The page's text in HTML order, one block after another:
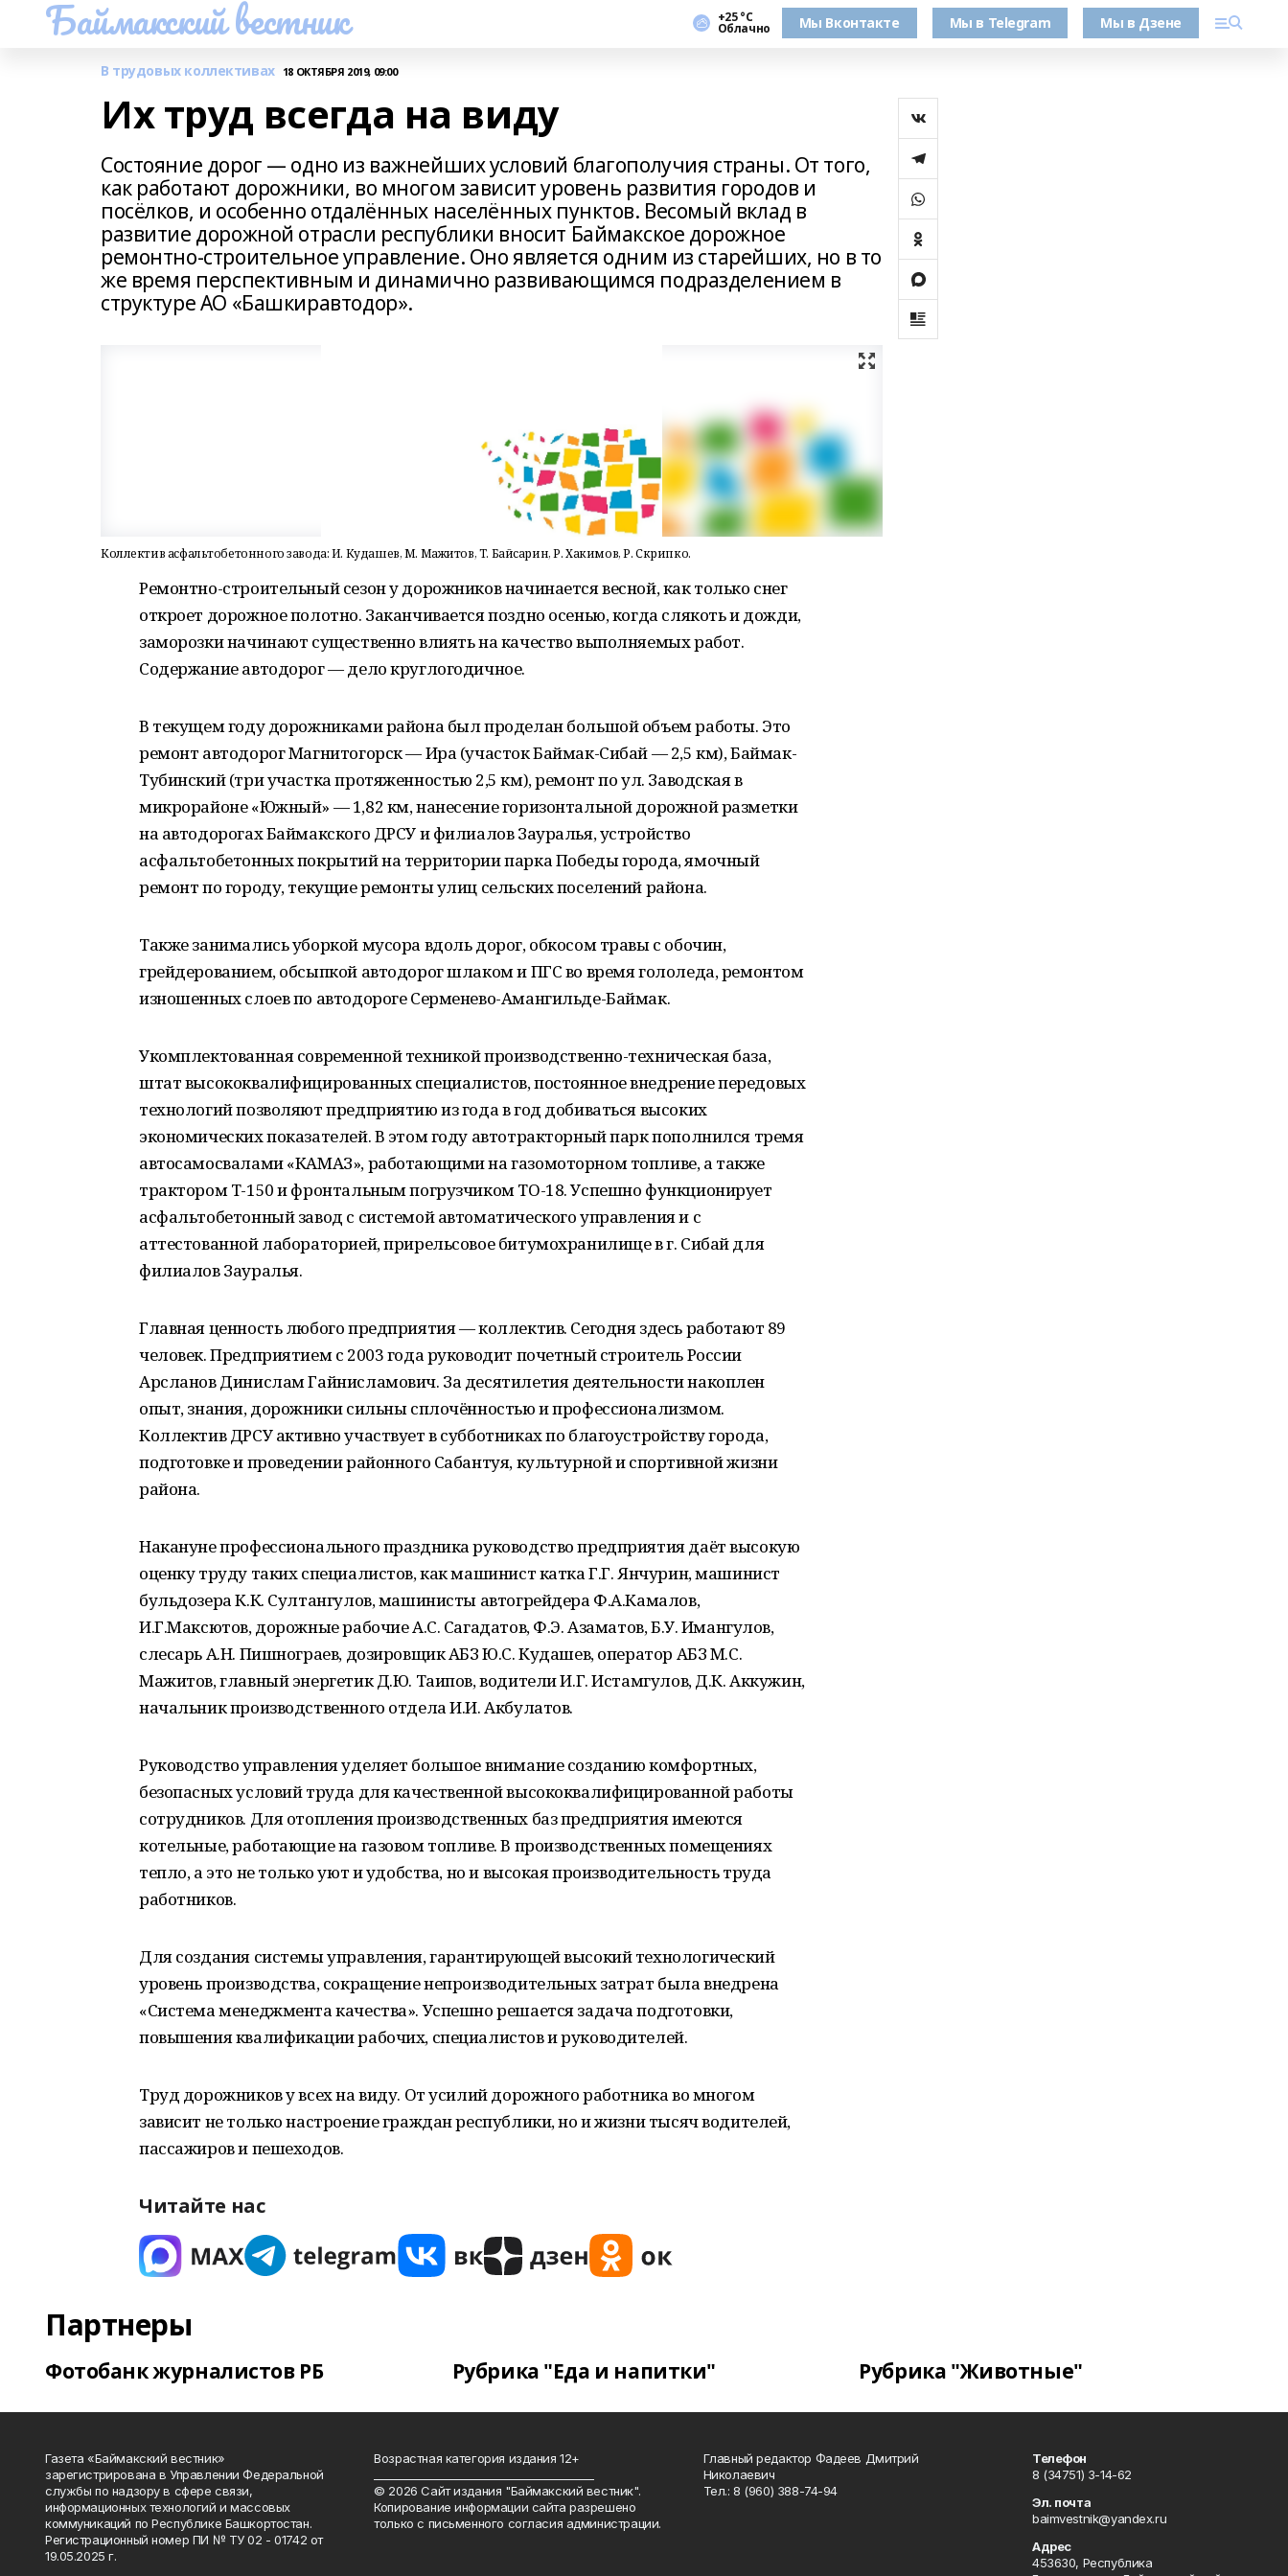
Баймакский вестник +25 °С
Облачно Мы Вконтакте Мы в Telegram Мы в Дзене
В трудовых коллективах 18 ОКТЯБРЯ 2019, 09:00
Их труд всегда на виду
Состояние дорог — одно из важнейших условий благополучия страны. От того,
как работают дорожники, во многом зависит уровень развития городов и
посёлков, и особенно отдалённых населённых пунктов. Весомый вклад в
развитие дорожной отрасли республики вносит Баймакское дорожное
ремонтно-строительное управление. Оно является одним из старейших, но в то
же время перспективным и динамично развивающимся подразделением в
структуре АО «Башкиравтодор».
Коллектив асфальтобетонного завода: И. Кудашев, М. Мажитов, Т. Байсарин, Р. Хакимов, Р. Скрипко.
Ремонтно-строительный сезон у дорожников начинается весной, как только снег
откроет дорожное полотно. Заканчивается поздно осенью, когда слякоть и дожди,
заморозки начинают существенно влиять на качество выполняемых работ.
Содержание автодорог — дело круглогодичное.
В текущем году дорожниками района был проделан большой объем работы. Это
ремонт автодорог Магнитогорск — Ира (участок Баймак-Сибай — 2,5 км), Баймак-
Тубинский (три участка протяженностью 2,5 км), ремонт по ул. Заводская в
микрорайоне «Южный» — 1,82 км, нанесение горизонтальной дорожной разметки
на автодорогах Баймакского ДРСУ и филиалов Зауралья, устройство
асфальтобетонных покрытий на территории парка Победы города, ямочный
ремонт по городу, текущие ремонты улиц сельских поселений района.
Также занимались уборкой мусора вдоль дорог, обкосом травы с обочин,
грейдерованием, обсыпкой автодорог шлаком и ПГС во время гололеда, ремонтом
изношенных слоев по автодороге Серменево-Амангильде-Баймак.
Укомплектованная современной техникой производственно-техническая база,
штат высококвалифицированных специалистов, постоянное внедрение передовых
технологий позволяют предприятию из года в год добиваться высоких
экономических показателей. В этом году автотракторный парк пополнился тремя
автосамосвалами «КАМАЗ», работающими на газомоторном топливе, а также
трактором Т-150 и фронтальным погрузчиком ТО-18. Успешно функционирует
асфальтобетонный завод с системой автоматического управления и с
аттестованной лабораторией, прирельсовое битумохранилище в г. Сибай для
филиалов Зауралья.
Главная ценность любого предприятия — коллектив. Сегодня здесь работают 89
человек. Предприятием с 2003 года руководит почетный строитель России
Арсланов Динислам Гайнисламович. За десятилетия деятельности накоплен
опыт, знания, дорожники сильны сплочённостью и профессионализмом.
Коллектив ДРСУ активно участвует в субботниках по благоустройству города,
подготовке и проведении районного Сабантуя, культурной и спортивной жизни
района.
Накануне профессионального праздника руководство предприятия даёт высокую
оценку труду таких специалистов, как машинист катка Г.Г. Янчурин, машинист
бульдозера К.К. Султангулов, машинисты автогрейдера Ф.А.Камалов,
И.Г.Максютов, дорожные рабочие А.С. Сагадатов, Ф.Э. Азаматов, Б.У. Имангулов,
слесарь А.Н. Пишнограев, дозировщик АБЗ Ю.С. Кудашев, оператор АБЗ М.С.
Мажитов, главный энергетик Д.Ю. Таипов, водители И.Г. Истамгулов, Д.К. Аккужин,
начальник производственного отдела И.И. Акбулатов.
Руководство управления уделяет большое внимание созданию комфортных,
безопасных условий труда для качественной высококвалифицированной работы
сотрудников. Для отопления производственных баз предприятия имеются
котельные, работающие на газовом топливе. В производственных помещениях
тепло, а это не только уют и удобства, но и высокая производительность труда
работников.
Для создания системы управления, гарантирующей высокий технологический
уровень производства, сокращение непроизводительных затрат была внедрена
«Система менеджмента качества». Успешно решается задача подготовки,
повышения квалификации рабочих, специалистов и руководителей.
Труд дорожников у всех на виду. От усилий дорожного работника во многом
зависит не только настроение граждан республики, но и жизни тысяч водителей,
пассажиров и пешеходов.
Читайте нас
Партнеры
Фотобанк журналистов РБ Рубрика "Еда и напитки" Рубрика "Животные"
Газета «Баймакский вестник»
зарегистрирована в Управлении Федеральной
службы по надзору в сфере связи,
информационных технологий и массовых
коммуникаций по Республике Башкортостан.
Регистрационный номер ПИ № ТУ 02 - 01742 от
19.05.2025 г.
Возрастная категория издания 12+
© 2026 Сайт издания "Баймакский вестник".
Копирование информации сайта разрешено
только с письменного согласия администрации.
Главный редактор Фадеев Дмитрий
Николаевич
Тел.: 8 (960) 388-74-94
Телефон
8 (34751) 3-14-62
Эл. почта
baimvestnik@yandex.ru
Адрес
453630, Республика